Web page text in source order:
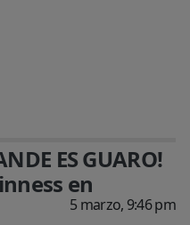
ES GUARO!
en
5 marzo, 9:46 pm